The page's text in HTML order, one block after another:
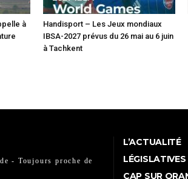
à
Handisport – Les Jeux mondiaux
IBSA-2027 prévus du 26 mai au 6 juin
à Tachkent
- Toujours proche de
L’ACTUALITÉ
CAP SUR